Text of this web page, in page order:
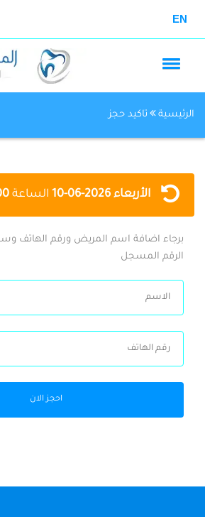
EN
الرئيسية تاكيد حجز
الأربعاء 2026-06-10 الساعة
برجاء اضافة اسم المريض ورقم الهاتف
الرقم المسجل
احجز الان